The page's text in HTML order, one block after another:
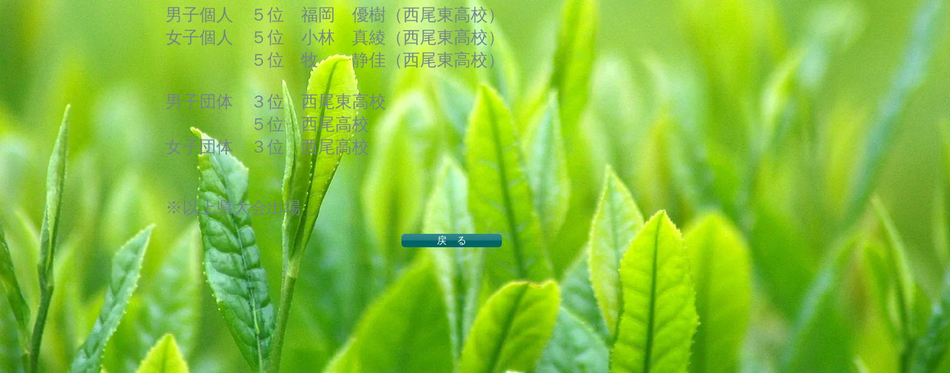
男子個人 ５位 福岡 優樹（西尾東高校）
女子個人 ５位 小林 真綾（西尾東高校）
５位 牧 静佳（西尾東高校）
男子団体 ３位 西尾東高校
５位 西尾高校
女子団体 ３位 西尾高校
※以上県大会出場
戻 る